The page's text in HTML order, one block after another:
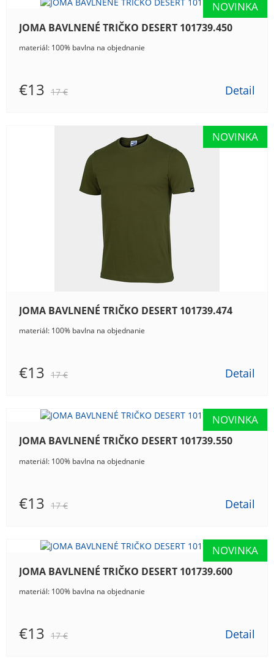
JOMA BAVLNENÉ TRIČKO DESERT 101739.450
materiál: 100% bavlna na objednanie
€13 17 € Detail
JOMA BAVLNENÉ TRIČKO DESERT 101739.474
materiál: 100% bavlna na objednanie
€13 17 € Detail
JOMA BAVLNENÉ TRIČKO DESERT 101739.550
materiál: 100% bavlna na objednanie
€13 17 € Detail
JOMA BAVLNENÉ TRIČKO DESERT 101739.600
materiál: 100% bavlna na objednanie
€13 17 € Detail